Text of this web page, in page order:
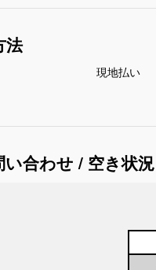
法
現地払い
い合わせ / 空き状況